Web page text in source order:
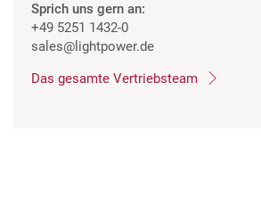
Sprich uns gern an:
+49 5251 1432-0
sales@lightpower.de
Das gesamte Vertriebsteam